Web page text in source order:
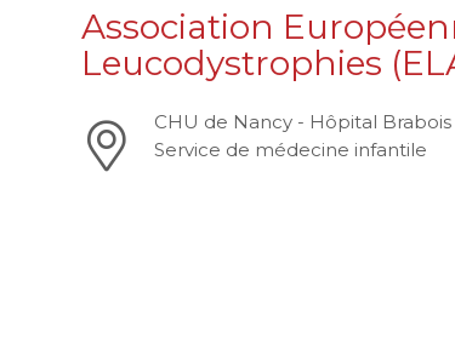
Association
Leucodystrophies
CHU de Nancy - Hôpital
Service de médecine infantile